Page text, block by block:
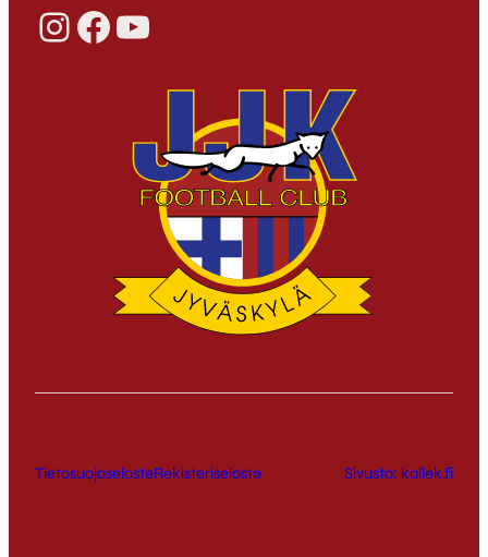
InstagramFacebook YouTube
TietosuojaselosteRekisteriseloste Sivusto: kallek.fi